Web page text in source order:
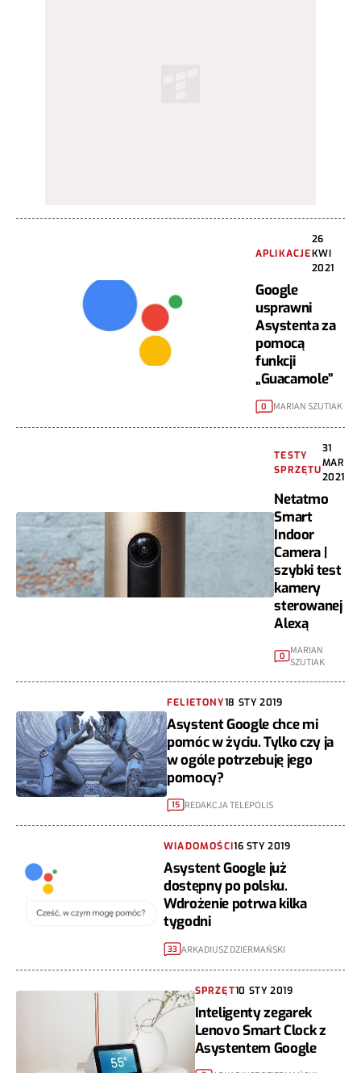
APLIKACJE
26
KWI
2021
Google
usprawni
Asystenta za
pomocą
funkcji
„Guacamole”
0 MARIAN SZUTIAK
TESTY
SPRZĘTU
31
MAR
2021
Netatmo
Smart
Indoor
Camera |
szybki test
kamery
sterowanej
Alexą
0
MARIAN
SZUTIAK
FELIETONY18 STY 2019
Asystent Google chce mi
pomóc w życiu. Tylko czy ja
w ogóle potrzebuję jego
pomocy?
15 REDAKCJA TELEPOLIS
WIADOMOŚCI16 STY 2019
Asystent Google już
dostępny po polsku.
Wdrożenie potrwa kilka
tygodni
33 ARKADIUSZ DZIERMAŃSKI
SPRZĘT10 STY 2019
Inteligenty zegarek
Lenovo Smart Clock z
Asystentem Google